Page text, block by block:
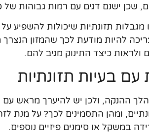
שכן ישנם דגים עם רמות גבוהות של
תזונתיות שיכולות להשפיע
להיות מודעת לכך שהמזון הנצרך
ולראות כיצד התינוק מגיב להם.
בעיות תזונתיות
ההנקה, ולכן יש להיערך מראש
ומהן התסמינים לכך? על מנת
במשקל או סימנים פיזיים נוספים.